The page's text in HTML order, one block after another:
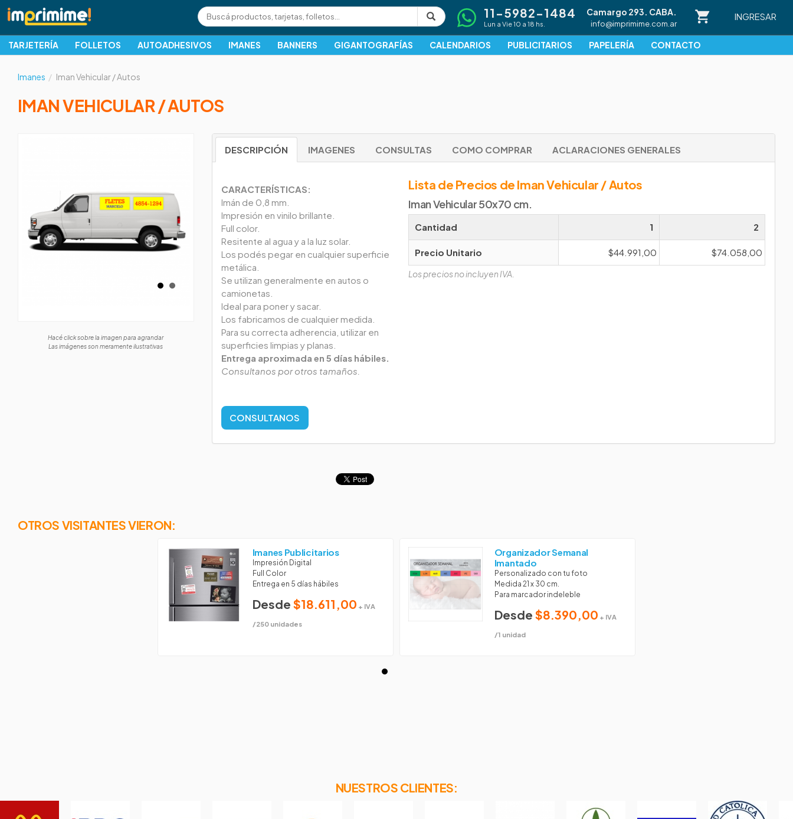
11-5982-1484
Lun a Vie 10 a 18 hs.
Camargo 293. CABA.
info@imprimime.com.ar
INGRESAR
TARJETERÍA FOLLETOS AUTOADHESIVOS IMANES BANNERS GIGANTOGRAFÍAS CALENDARIOS PUBLICITARIOS PAPELERÍA CONTACTO
Imanes Iman Vehicular / Autos
IMAN VEHICULAR / AUTOS
Hacé click sobre la imagen para agrandar
Las imágenes son meramente ilustrativas
DESCRIPCIÓN IMAGENES CONSULTAS COMO COMPRAR ACLARACIONES GENERALES
CARACTERÍSTICAS:
Imán de 0,8 mm.
Impresión en vinilo brillante.
Full color.
Resitente al agua y a la luz solar.
Los podés pegar en cualquier superficie
metálica.
Se utilizan generalmente en autos o
camionetas.
Ideal para poner y sacar.
Los fabricamos de cualquier medida.
Para su correcta adherencia, utilizar en
superficies limpias y planas.
Entrega aproximada en 5 días hábiles.
Consultanos por otros tamaños.
CONSULTANOS
Lista de Precios de Iman Vehicular / Autos
Iman Vehicular 50x70 cm.
Cantidad 1 2
Precio Unitario $44.991,00 $74.058,00
Los precios no incluyen IVA.
OTROS VISITANTES VIERON:
Imanes Publicitarios
Impresión Digital
Full Color
Entrega en 5 días hábiles
Desde $18.611,00 + IVA
/250 unidades
Organizador Semanal
Imantado
Personalizado con tu foto
Medida 21 x 30 cm.
Para marcador indeleble
Desde $8.390,00 + IVA
/1 unidad
NUESTROS CLIENTES: